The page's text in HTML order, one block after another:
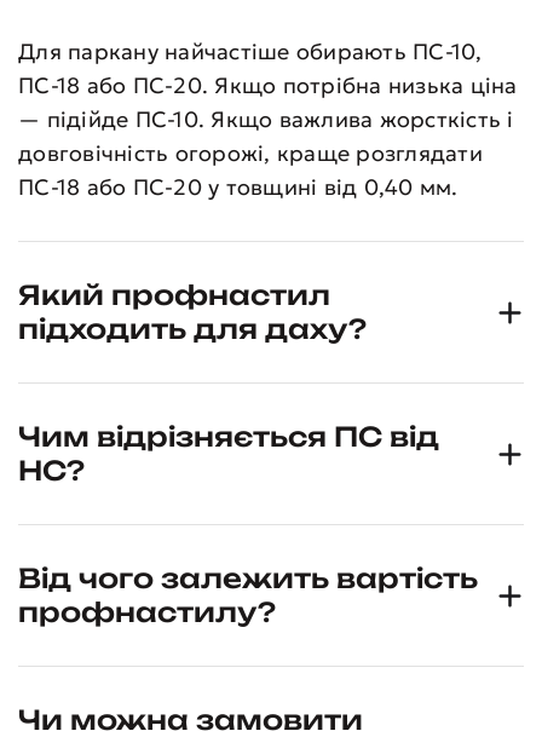
Для паркану найчастіше обирають ПС-10,
ПС-18 або ПС-20. Якщо потрібна низька ціна
— підійде ПС-10. Якщо важлива жорсткість і
довговічність огорожі, краще розглядати
ПС-18 або ПС-20 у товщині від 0,40 мм.
Який профнастил
підходить для даху?
Чим відрізняється ПС від
НС?
Від чого залежить вартість
профнастилу?
Чи можна замовити